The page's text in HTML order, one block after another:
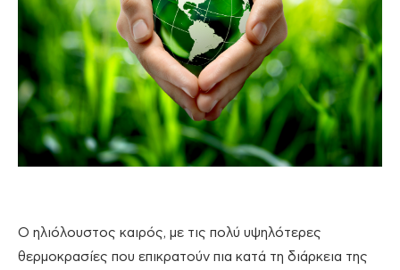
Ο ηλιόλουστος καιρός, με τις πολύ υψηλότερες
θερμοκρασίες που επικρατούν πια κατά τη διάρκεια της